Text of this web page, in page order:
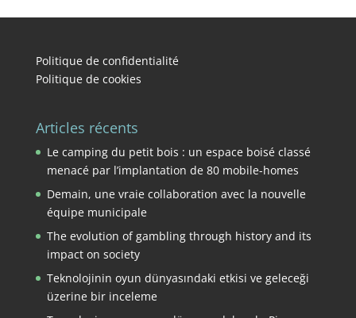
Politique de confidentialité
Politique de cookies
Articles récents
Le camping du petit bois : un espace boisé classé
menacé par l’implantation de 80 mobile-homes
Demain, une vraie collaboration avec la nouvelle
équipe municipale
The evolution of gambling through history and its
impact on society
Teknolojinin oyun dünyasındaki etkisi ve geleceği
üzerine bir inceleme